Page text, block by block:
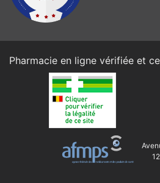
Pharmacie en ligne vérifiée et